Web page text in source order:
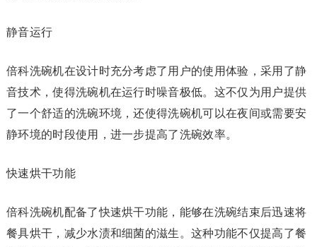
静音运行
倍科洗碗机在设计时充分考虑了用户的使用体验，采用了静
音技术，使得洗碗机在运行时噪音极低。这不仅为用户提供
了一个舒适的洗碗环境，还使得洗碗机可以在夜间或需要安
静环境的时段使用，进一步提高了洗碗效率。
快速烘干功能
倍科洗碗机配备了快速烘干功能，能够在洗碗结束后迅速将
餐具烘干，减少水渍和细菌的滋生。这种功能不仅提高了餐